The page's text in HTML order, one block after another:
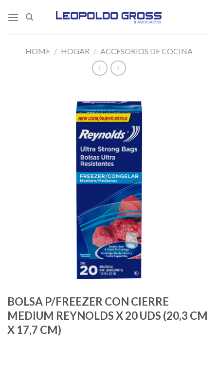
HOME / HOGAR / ACCESORIOS DE COCINA
BOLSA P/FREEZER CON CIERRE
MEDIUM REYNOLDS X 20 UDS (20,3 CM
X 17,7 CM)